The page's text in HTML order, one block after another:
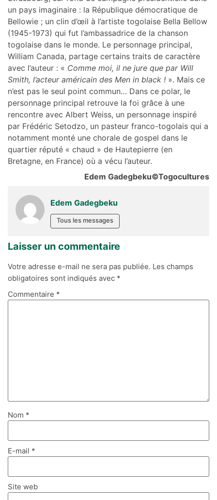
un pays imaginaire : la République démocratique de
Bellowie ; un clin d’œil à l’artiste togolaise Bella Bellow
(1945-1973) qui fut l’ambassadrice de la chanson
togolaise dans le monde. Le personnage principal,
William Canada, partage certains traits de caractère
avec l’auteur : « Comme moi, il ne jure que par Will
Smith, l’acteur américain des Men in black ! ». Mais ce
n’est pas le seul point commun… Dans ce polar, le
personnage principal retrouve la foi grâce à une
rencontre avec Albert Weiss, un personnage inspiré
par Frédéric Setodzo, un pasteur franco-togolais qui a
notamment monté une chorale de gospel dans le
quartier réputé « chaud » de Hautepierre (en
Bretagne, en France) où a vécu l’auteur.
Edem Gadegbeku©Togocultures
Edem Gadegbeku
Tous les messages
Laisser un commentaire
Votre adresse e-mail ne sera pas publiée. Les champs
obligatoires sont indiqués avec *
Commentaire *
Nom *
E-mail *
Site web